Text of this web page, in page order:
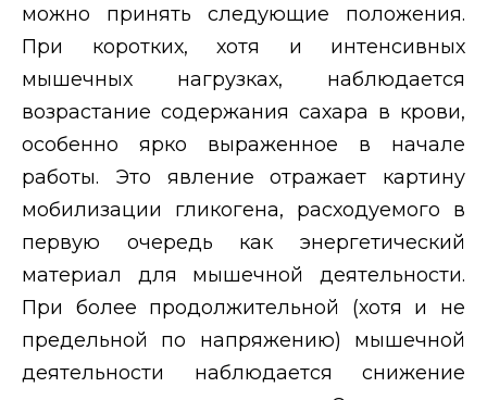
можно принять следующие положения.
При коротких, хотя и интенсивных
мышечных нагрузках, наблюдается
возрастание содержания сахара в крови,
особенно ярко выраженное в начале
работы. Это явление отражает картину
мобилизации гликогена, расходуемого в
первую очередь как энергетический
материал для мышечной деятельности.
При более продолжительной (хотя и не
предельной по напряжению) мышечной
деятельности наблюдается снижение